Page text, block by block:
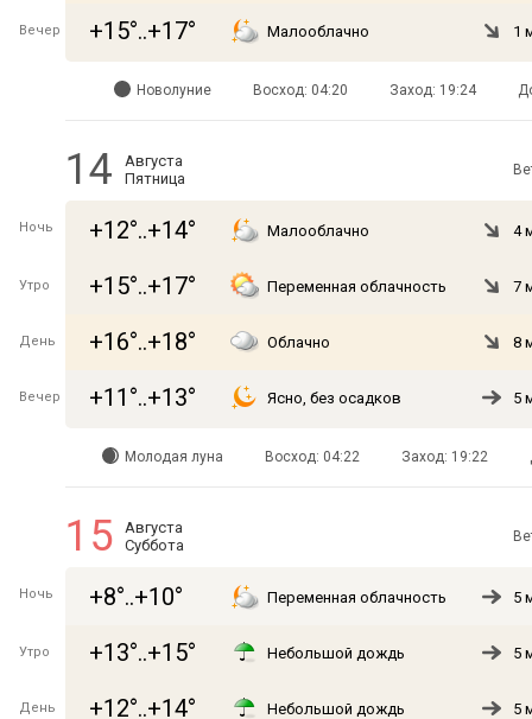
Вечер +15°..+17° Малооблачно 1
Новолуние Восход: 04:20 Заход: 19:24
14
Августа
Пятница
Ночь +12°..+14° Малооблачно 4
Утро +15°..+17° Переменная облачность 7
День +16°..+18° Облачно 8
Вечер +11°..+13° Ясно, без осадков 5
Молодая луна Восход: 04:22 Заход: 19:22
15
Августа
Суббота
Ночь +8°..+10° Переменная облачность 5
Утро +13°..+15° Небольшой дождь 5
День +12°..+14° Небольшой дождь 5